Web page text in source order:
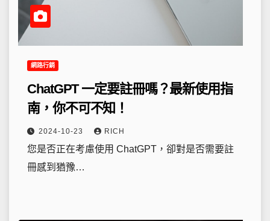
網路行銷
ChatGPT 一定要註冊嗎？最新使用指
南，你不可不知！
2024-10-23 RICH
您是否正在考慮使用 ChatGPT，卻對是否需要註
冊感到猶豫…